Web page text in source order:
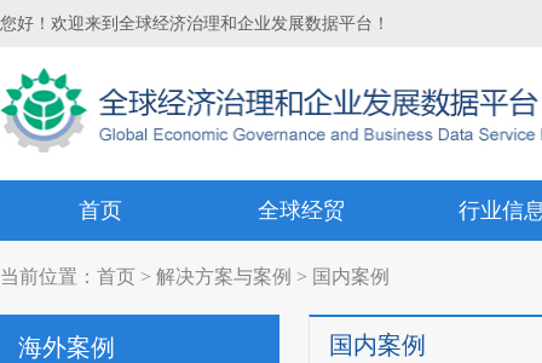
您好！欢迎来到全球经济治理和企业发展数据平台！
首页 全球经贸 行业信
当前位置： 首页 > 解决方案与案例 > 国内案例
海外案例 国内案例